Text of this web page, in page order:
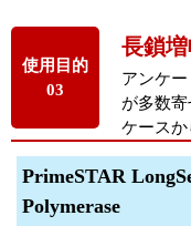
使用目的
03
長鎖
アンケ
が多数
ケースか
PrimeSTAR
Polymerase